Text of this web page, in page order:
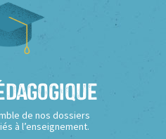
de nos dossiers
à l’enseignement.